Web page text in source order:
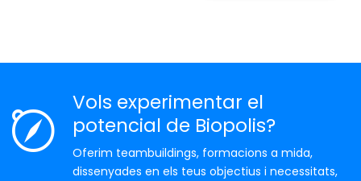
Vols experimentar el
potencial de Biopolis?
Oferim teambuildings, formacions a mida,
dissenyades en els teus objectius i necessitats,